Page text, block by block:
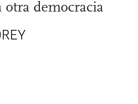
otra democracia